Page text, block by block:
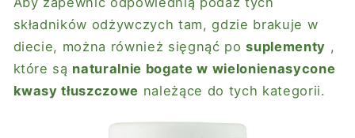
składników odżywczych tam, gdzie brakuje w
diecie, można również sięgnąć posuplementy ,
które są naturalnie bogate w wielonienasycone
kwasy tłuszczowe należące do tych kategorii.